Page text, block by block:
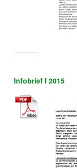
Infobrief I 2015